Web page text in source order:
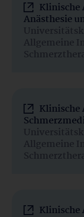
Klinische
Anästhesie
Allgemeine
Klinische
Allgemeine